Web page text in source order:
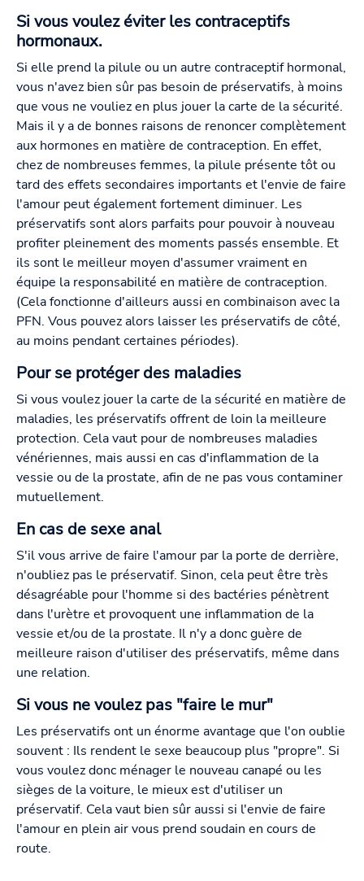
Si vous voulez éviter les contraceptifs
hormonaux.
Si elle prend la pilule ou un autre contraceptif hormonal,
vous n'avez bien sûr pas besoin de préservatifs, à moins
que vous ne vouliez en plus jouer la carte de la sécurité.
Mais il y a de bonnes raisons de renoncer complètement
aux hormones en matière de contraception. En effet,
chez de nombreuses femmes, la pilule présente tôt ou
tard des effets secondaires importants et l'envie de faire
l'amour peut également fortement diminuer. Les
préservatifs sont alors parfaits pour pouvoir à nouveau
profiter pleinement des moments passés ensemble. Et
ils sont le meilleur moyen d'assumer vraiment en
équipe la responsabilité en matière de contraception.
(Cela fonctionne d'ailleurs aussi en combinaison avec la
PFN. Vous pouvez alors laisser les préservatifs de côté,
au moins pendant certaines périodes).
Pour se protéger des maladies
Si vous voulez jouer la carte de la sécurité en matière de
maladies, les préservatifs offrent de loin la meilleure
protection. Cela vaut pour de nombreuses maladies
vénériennes, mais aussi en cas d'inflammation de la
vessie ou de la prostate, afin de ne pas vous contaminer
mutuellement.
En cas de sexe anal
S'il vous arrive de faire l'amour par la porte de derrière,
n'oubliez pas le préservatif. Sinon, cela peut être très
désagréable pour l'homme si des bactéries pénètrent
dans l'urètre et provoquent une inflammation de la
vessie et/ou de la prostate. Il n'y a donc guère de
meilleure raison d'utiliser des préservatifs, même dans
une relation.
Si vous ne voulez pas "faire le mur"
Les préservatifs ont un énorme avantage que l'on oublie
souvent : Ils rendent le sexe beaucoup plus "propre". Si
vous voulez donc ménager le nouveau canapé ou les
sièges de la voiture, le mieux est d'utiliser un
préservatif. Cela vaut bien sûr aussi si l'envie de faire
l'amour en plein air vous prend soudain en cours de
route.